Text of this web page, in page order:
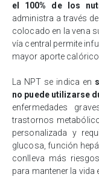
el 100% de los
administra a través
colocado en la vena
vía central permite
mayor aporte
La NPT se indica en
no puede utilizarse
enfermedades
trastornos
personalizada y
glucosa, función
conlleva más
para mantener la vida